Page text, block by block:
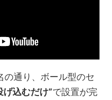
の通り、ボール型のセ
げ込むだけ”で設置が完